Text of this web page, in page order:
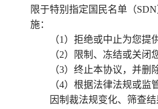
限于特别指定国民名单（
施：
（1）拒绝或中止为您提
（2）限制、冻结或关闭
（3）终止本协议，并删
（4）根据法律法规或监
因制裁法规变化、筛查